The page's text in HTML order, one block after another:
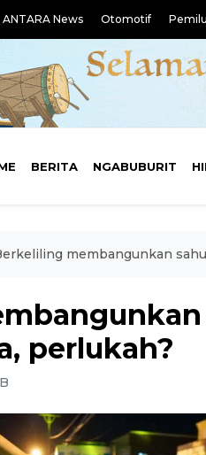
ANTARA News Otomotif Pemilu
BERITA NGABUBURIT
membangunkan
perlukah?